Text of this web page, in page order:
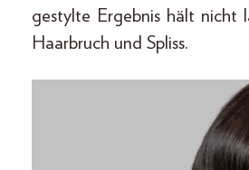
gestylte Ergebnis hält nicht
Haarbruch und Spliss.